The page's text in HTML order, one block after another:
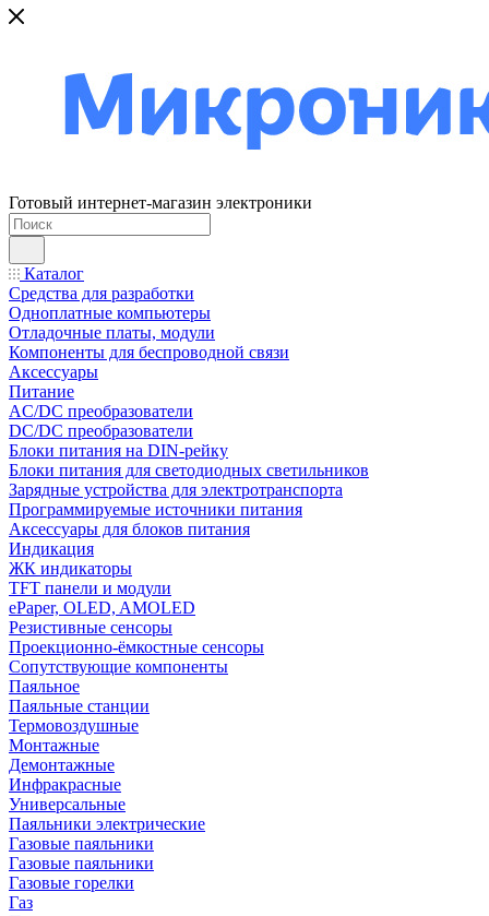
Готовый интернет-магазин электроники
Каталог
Средства для разработки
Одноплатные компьютеры
Отладочные платы, модули
Компоненты для беспроводной связи
Аксессуары
Питание
AC/DC преобразователи
DC/DC преобразователи
Блоки питания на DIN-рейку
Блоки питания для светодиодных светильников
Зарядные устройства для электротранспорта
Программируемые источники питания
Аксессуары для блоков питания
Индикация
ЖК индикаторы
TFT панели и модули
ePaper, OLED, AMOLED
Резистивные сенсоры
Проекционно-ёмкостные сенсоры
Сопутствующие компоненты
Паяльное
Паяльные станции
Термовоздушные
Монтажные
Демонтажные
Инфракрасные
Универсальные
Паяльники электрические
Газовые паяльники
Газовые паяльники
Газовые горелки
Газ